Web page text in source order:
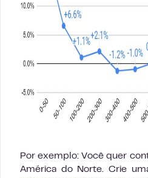
Por exemplo: Você quer
América do Norte. Crie